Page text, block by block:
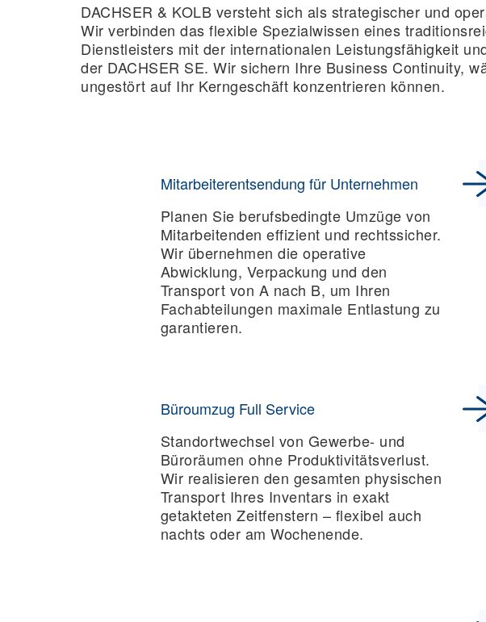
DACHSER & KOLB versteht sich als strategischer und
Wir verbinden das flexible Spezialwissen eines
Dienstleisters mit der internationalen Leistungsfähigkeit
der DACHSER SE. Wir sichern Ihre Business Continuity,
ungestört auf Ihr Kerngeschäft konzentrieren können.
Mitarbeiterentsendung für Unternehmen
Planen Sie berufsbedingte Umzüge von
Mitarbeitenden effizient und rechtssicher.
Wir übernehmen die operative
Abwicklung, Verpackung und den
Transport von A nach B, um Ihren
Fachabteilungen maximale Entlastung zu
garantieren.
Büroumzug Full Service
Standortwechsel von Gewerbe- und
Büroräumen ohne Produktivitätsverlust.
Wir realisieren den gesamten physischen
Transport Ihres Inventars in exakt
getakteten Zeitfenstern – flexibel auch
nachts oder am Wochenende.